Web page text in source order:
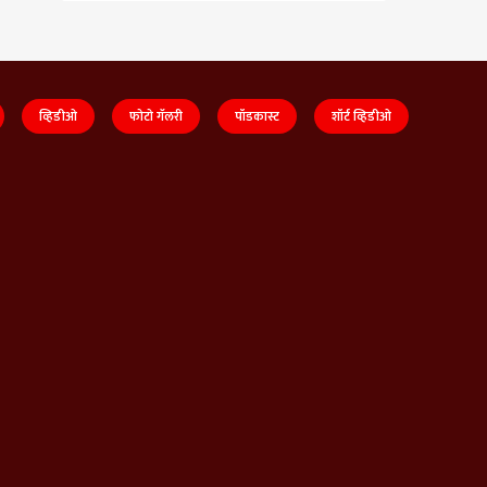
व्हिडीओ फोटो गॅलरी पॉडकास्ट शॉर्ट व्हिडीओ